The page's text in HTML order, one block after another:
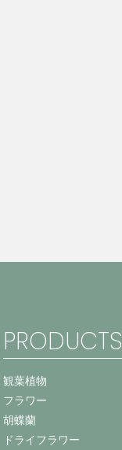
PRODUCTS
観葉植物
フラワー
胡蝶蘭
ドライフラワー